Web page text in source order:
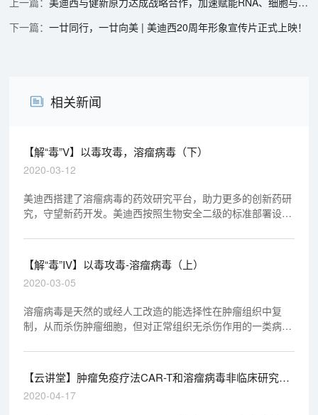
一廿同行，一廿向美 | 美迪西20周年形象宣传片正式上映！
相关新闻
【解“毒”V】以毒攻毒，溶瘤病毒（下）
2020-03-12
美迪西搭建了溶瘤病毒的药效研究平台，助力更多的创新药研
究，守望新药开发。美迪西按照生物安全二级的标准部署设计
究提供了安全稳定的研究环境。
【解“毒”IV】以毒攻毒-溶瘤病毒（上）
2020-03-05
溶瘤病毒是天然的或经人工改造的能选择性在肿瘤组织中复
制，从而杀伤肿瘤细胞，但对正常组织无杀伤作用的一类病
多个阶段，发挥其抗肿瘤活性。病毒可以诱导强力的免疫应
答，增强机体的抗肿瘤反应。
【云讲堂】肿瘤免疫疗法CAR-T和溶瘤病毒非临床研究考
虑要点
2020-04-17